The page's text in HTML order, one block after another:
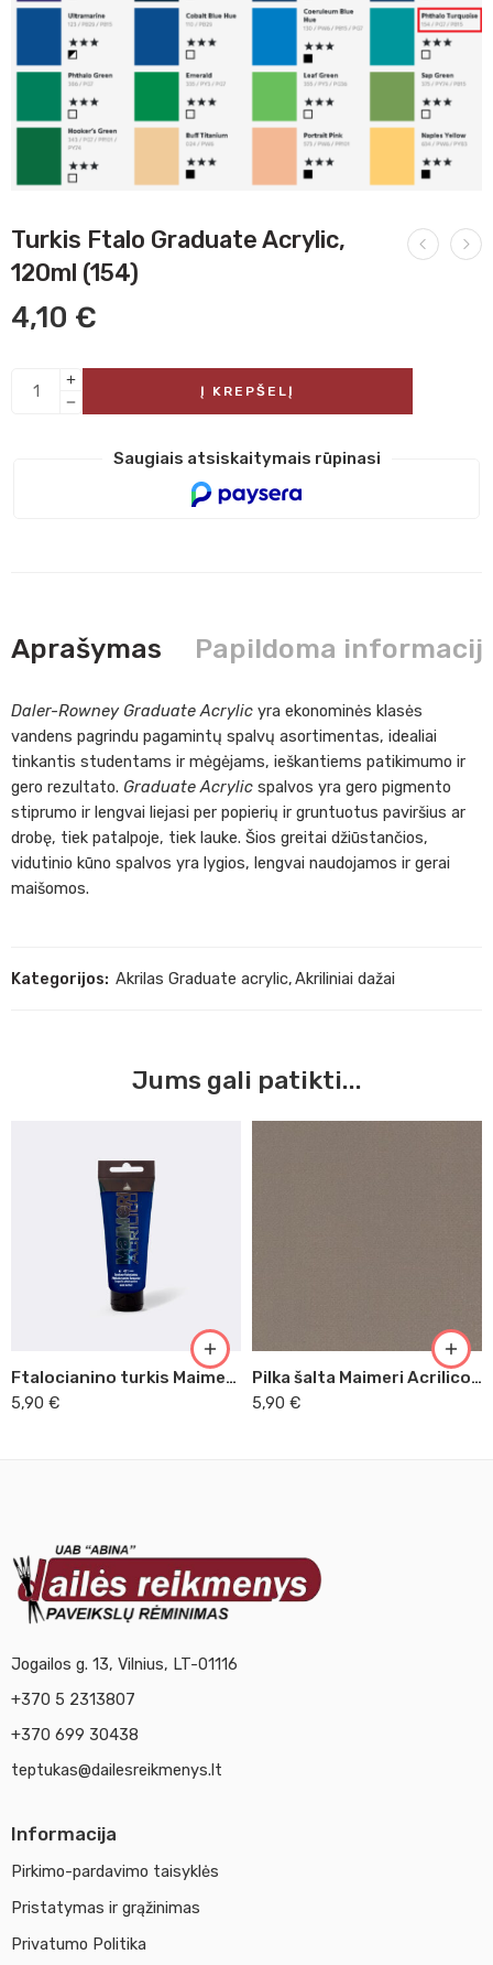
Turkis Ftalo Graduate Acrylic,
120ml (154)
4,10 €
Į KREPŠELĮ
Saugiais atsiskaitymais rūpinasi
Aprašymas Papildoma
Daler-Rowney Graduate Acrylic yra ekonominės klasės
vandens pagrindu pagamintų spalvų asortimentas, idealiai
tinkantis studentams ir mėgėjams, ieškantiems patikimumo ir
gero rezultato. Graduate Acrylic spalvos yra gero pigmento
stiprumo ir lengvai liejasi per popierių ir gruntuotus paviršius ar
drobę, tiek patalpoje, tiek lauke. Šios greitai džiūstančios,
vidutinio kūno spalvos yra lygios, lengvai naudojamos ir gerai
maišomos.
Kategorijos: Akrilas Graduate acrylic,Akriliniai dažai
Jums gali patikti...
Ftalocianino turkis Maimeri Acrilico, 200 ml (431)
5,90 €
Pilka šalta Maimeri Acrilico, 200 ml (510)
5,90 €
Jogailos g. 13, Vilnius, LT-01116
+370 5 2313807
+370 699 30438
teptukas@dailesreikmenys.lt
Informacija
Pirkimo-pardavimo taisyklės
Pristatymas ir grąžinimas
Privatumo Politika